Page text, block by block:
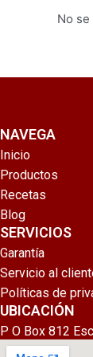
No
NAVEGA
Inicio
Productos
Recetas
Blog
SERVICIOS
Garantía
Servicio al
Políticas de
UBICACIÓN
P O Box 812